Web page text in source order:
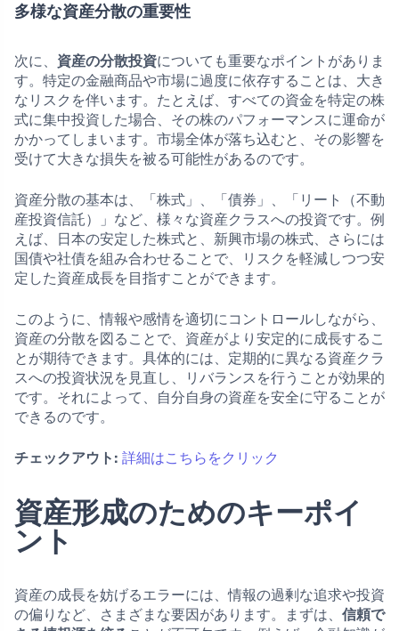
多様な資産分散の重要性
次に、 資産の分散投資についても重要なポイントがありま
す。特定の金融商品や市場に過度に依存することは、大き
なリスクを伴います。たとえば、すべての資金を特定の株
式に集中投資した場合、その株のパフォーマンスに運命が
かかってしまいます。市場全体が落ち込むと、その影響を
受けて大きな損失を被る可能性があるのです。
資産分散の基本は、「株式」、「債券」、「リート（不動
産投資信託）」など、様々な資産クラスへの投資です。例
えば、日本の安定した株式と、新興市場の株式、さらには
国債や社債を組み合わせることで、リスクを軽減しつつ安
定した資産成長を目指すことができます。
このように、情報や感情を適切にコントロールしながら、
資産の分散を図ることで、資産がより安定的に成長するこ
とが期待できます。具体的には、定期的に異なる資産クラ
スへの投資状況を見直し、リバランスを行うことが効果的
です。それによって、自分自身の資産を安全に守ることが
できるのです。
チェックアウト: 詳細はこちらをクリック
資産形成のためのキーポイ
ント
資産の成長を妨げるエラーには、情報の過剰な追求や投資
の偏りなど、さまざまな要因があります。まずは、 信頼で